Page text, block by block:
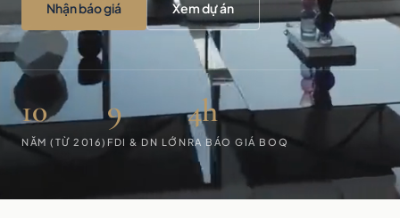
Nhận báo giá Xem dự án
10
NĂM (TỪ 2016)
9
FDI & DN LỚN
4h
RA BÁO GIÁ BOQ